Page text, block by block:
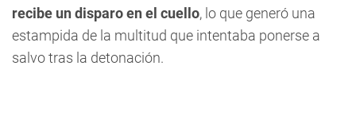
recibe un disparo en el cuello, lo que generó una
estampida de la multitud que intentaba ponerse a
salvo tras la detonación.